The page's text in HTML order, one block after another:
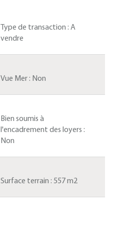
Type de transaction : A
vendre
Vue Mer : Non
Bien soumis à
l'encadrement des loyers :
Non
Surface terrain : 557 m2